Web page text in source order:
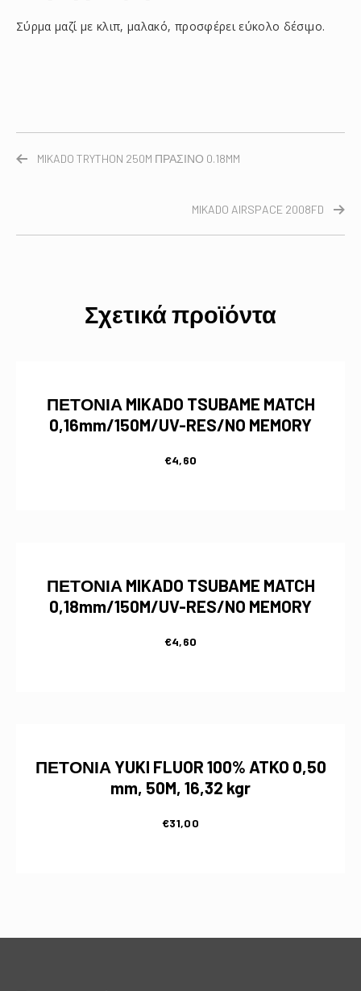
Σύρμα μαζί με κλιπ, μαλακό, προσφέρει εύκολο δέσιμο.
MIKADO TRYTHON 250M ΠΡΑΣΙΝΟ 0.18MM
MIKADO AIRSPACE 2008FD
Σχετικά προϊόντα
ΠΕΤΟΝΙΑ MIKADO TSUBAME MATCH
0,16mm/150M/UV-RES/NO MEMORY
€4,60
ΠΕΤΟΝΙΑ MIKADO TSUBAME MATCH
0,18mm/150M/UV-RES/NO MEMORY
€4,60
ΠΕΤΟΝΙΑ YUKI FLUOR 100% ATKO 0,50
mm, 50M, 16,32 kgr
€31,00